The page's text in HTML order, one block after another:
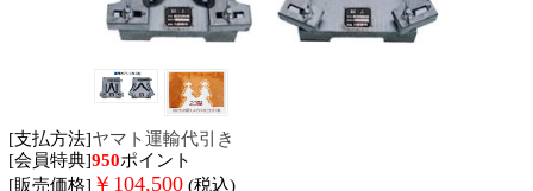
[支払方法]ヤマト運輸代引き
[会員特典]950ポイント
[販売価格] ￥ 104,500 (税込)